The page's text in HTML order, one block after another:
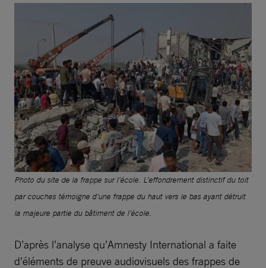
Photo du site de la frappe sur l’école. L’effondrement distinctif du toit
par couches témoigne d’une frappe du haut vers le bas ayant détruit
la majeure partie du bâtiment de l’école.
D’après l’analyse qu’Amnesty International a faite
d’éléments de preuve audiovisuels des frappes de